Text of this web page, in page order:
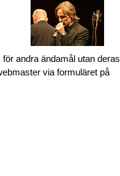
andra ändamål utan deras
via formuläret på